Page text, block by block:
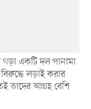
গড়া একটি দল পানামা
বিরুদ্ধে লড়াই করার
তাদের আগ্রহ বেশি